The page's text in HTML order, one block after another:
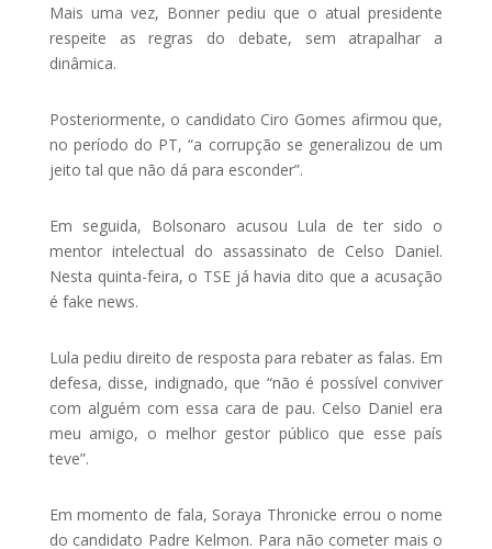
Mais uma vez, Bonner pediu que o atual presidente
respeite as regras do debate, sem atrapalhar a
dinâmica.
Posteriormente, o candidato Ciro Gomes afirmou que,
no período do PT, “a corrupção se generalizou de um
jeito tal que não dá para esconder”.
Em seguida, Bolsonaro acusou Lula de ter sido o
mentor intelectual do assassinato de Celso Daniel.
Nesta quinta-feira, o TSE já havia dito que a acusação
é fake news.
Lula pediu direito de resposta para rebater as falas. Em
defesa, disse, indignado, que “não é possível conviver
com alguém com essa cara de pau. Celso Daniel era
meu amigo, o melhor gestor público que esse país
teve”.
Em momento de fala, Soraya Thronicke errou o nome
do candidato Padre Kelmon. Para não cometer mais o